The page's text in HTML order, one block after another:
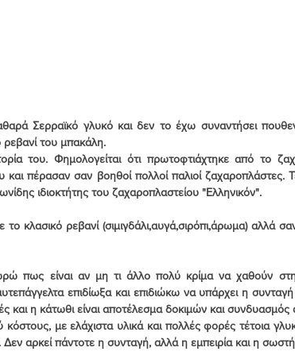
Σερραϊκό γλυκό και δεν το έχω συναντήσει
ρεβανί του μπακάλη.
του. Φημολογείται ότι πρωτοφτιάχτηκε από το
πέρασαν σαν βοηθοί πολλοί παλιοί ζαχαροπλάστες.
ιδιοκτήτης του ζαχαροπλαστείου "Ελληνικόν".
κλασικό ρεβανί (σιμιγδάλι,αυγά,σιρόπι,άρωμα) αλλά
πως είναι αν μη τι άλλο πολύ κρίμα να χαθούν
επιδίωξα και επιδιώκω να υπάρχει η
και η κάτωθι είναι αποτέλεσμα δοκιμών και συνδυασμός
με ελάχιστα υλικά και πολλές φορές τέτοια
αρκεί πάντοτε η συνταγή, αλλά η εμπειρία και η